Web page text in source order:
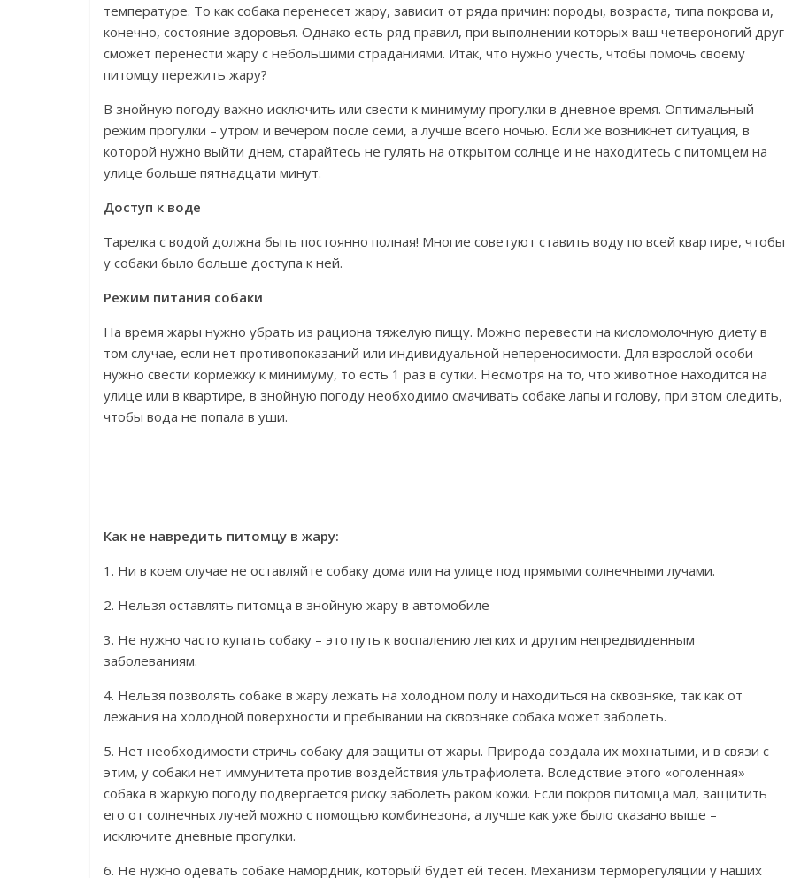
температуре. То как собака перенесет жару, зависит от ряда причин: породы, возраста, типа покрова и,
конечно, состояние здоровья. Однако есть ряд правил, при выполнении которых ваш четвероногий друг
сможет перенести жару с небольшими страданиями. Итак, что нужно учесть, чтобы помочь своему
питомцу пережить жару?
В знойную погоду важно исключить или свести к минимуму прогулки в дневное время. Оптимальный
режим прогулки – утром и вечером после семи, а лучше всего ночью. Если же возникнет ситуация, в
которой нужно выйти днем, старайтесь не гулять на открытом солнце и не находитесь с питомцем на
улице больше пятнадцати минут.
Доступ к воде
Тарелка с водой должна быть постоянно полная! Многие советуют ставить воду по всей квартире, чтобы
у собаки было больше доступа к ней.
Режим питания собаки
На время жары нужно убрать из рациона тяжелую пищу. Можно перевести на кисломолочную диету в
том случае, если нет противопоказаний или индивидуальной непереносимости. Для взрослой особи
нужно свести кормежку к минимуму, то есть 1 раз в сутки. Несмотря на то, что животное находится на
улице или в квартире, в знойную погоду необходимо смачивать собаке лапы и голову, при этом следить,
чтобы вода не попала в уши.
Как не навредить питомцу в жару:
1. Ни в коем случае не оставляйте собаку дома или на улице под прямыми солнечными лучами.
2. Нельзя оставлять питомца в знойную жару в автомобиле
3. Не нужно часто купать собаку – это путь к воспалению легких и другим непредвиденным
заболеваниям.
4. Нельзя позволять собаке в жару лежать на холодном полу и находиться на сквозняке, так как от
лежания на холодной поверхности и пребывании на сквозняке собака может заболеть.
5. Нет необходимости стричь собаку для защиты от жары. Природа создала их мохнатыми, и в связи с
этим, у собаки нет иммунитета против воздействия ультрафиолета. Вследствие этого «оголенная»
собака в жаркую погоду подвергается риску заболеть раком кожи. Если покров питомца мал, защитить
его от солнечных лучей можно с помощью комбинезона, а лучше как уже было сказано выше –
исключите дневные прогулки.
6. Не нужно одевать собаке намордник, который будет ей тесен. Механизм терморегуляции у наших